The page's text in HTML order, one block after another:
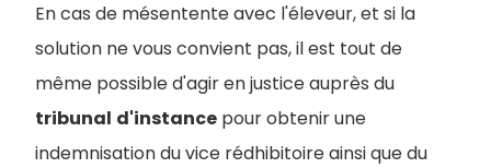
En cas de mésentente avec l'éleveur, et si la
solution ne vous convient pas, il est tout de
même possible d'agir en justice auprès du
tribunal d'instance pour obtenir une
indemnisation du vice rédhibitoire ainsi que du